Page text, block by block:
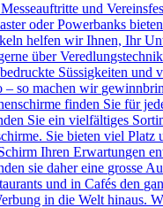
und
oder Powerbanks
helfen wir Ihnen, Ihr
über
Süssigkeiten und
so machen wir
finden Sie für
Sie ein vielfältiges
Sie bieten viel Platz
Ihren Erwartungen
sie daher eine grosse
und in Cafés den
in die Welt hinaus.